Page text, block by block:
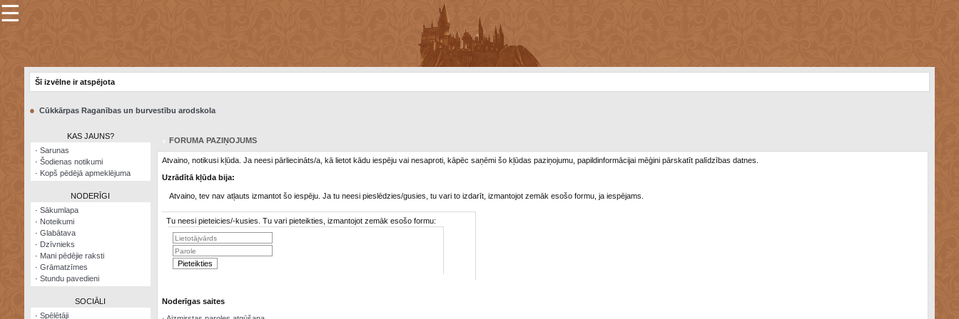
×
Šodienas
Visatcera
almanahs
☰
Šī izvēlne ir atspējota
● Cūkkārpas Raganības un burvestību arodskola
KAS JAUNS?
· Sarunas
· Šodienas notikumi
· Kopš pēdējā apmeklējuma
NODERĪGI
· Sākumlapa
· Noteikumi
· Glabātava
· Dzīvnieks
· Mani pēdējie raksti
· Grāmatzīmes
· Stundu pavedieni
SOCIĀLI
· Spēlētāji
FORUMA PAZIŅOJUMS
Atvaino, notikusi kļūda. Ja neesi pārliecināts/a, kā lietot kādu iespēju vai nesaproti, kāpēc saņēmi šo kļūdas paziņojumu, papildinformācijai mēģini pārskatīt palīdzības datnes.
Uzrādītā kļūda bija:
Atvaino, tev nav atļauts izmantot šo iespēju. Ja tu neesi pieslēdzies/gusies, tu vari to izdarīt, izmantojot zemāk esošo formu, ja iespējams.
Tu neesi pieteicies/-kusies. Tu vari pieteikties, izmantojot zemāk esošo formu:
Noderīgas saites